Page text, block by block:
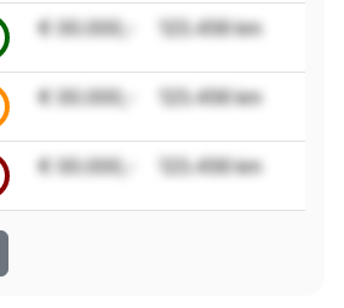
€ 00.000,- 123.456 km
€ 00.000,- 123.456 km
€ 00.000,- 123.456 km